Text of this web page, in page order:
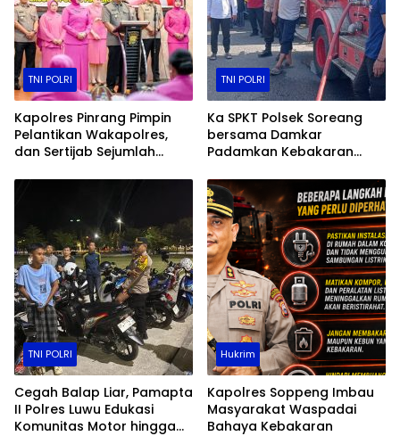
TNI POLRI
Kapolres Pinrang Pimpin
Pelantikan Wakapolres,
dan Sertijab Sejumlah
TNI POLRI
Ka SPKT Polsek Soreang
bersama Damkar
Padamkan Kebakaran
TNI POLRI
Cegah Balap Liar, Pamapta
II Polres Luwu Edukasi
Komunitas Motor hingga
Hukrim
Kapolres Soppeng Imbau
Masyarakat Waspadai
Bahaya Kebakaran